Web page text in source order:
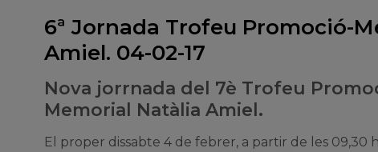
6ª Jornada Trofeu Promoció-
Amiel. 04-02-17
Nova jorrnada del 7è Trofeu
Memorial Natàlia Amiel.
El proper dissabte 4 de febrer, a partir de les 09,30